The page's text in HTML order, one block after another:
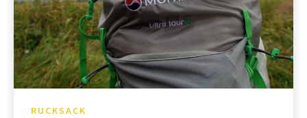
RUCKSACK